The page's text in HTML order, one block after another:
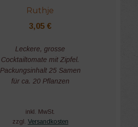
Ruthje
3,05€
Leckere, grosse
Cocktailtomate mit Zipfel.
Packungsinhalt 25 Samen
für ca. 20 Pflanzen
inkl. MwSt.
zzgl. Versandkosten